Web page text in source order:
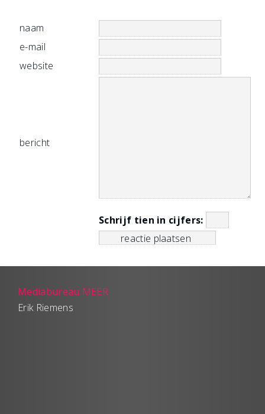
naam
e-mail
website
bericht
Schrijf tien in cijfers:
Mediabureau MEER
Erik Riemens